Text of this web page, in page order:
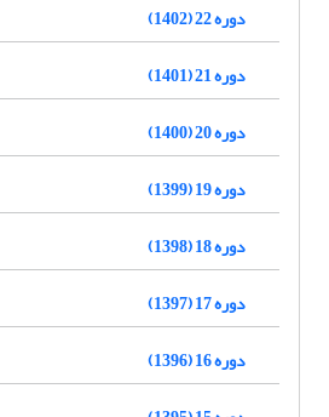
دوره 22 (1402)
دوره 21 (1401)
دوره 20 (1400)
دوره 19 (1399)
دوره 18 (1398)
دوره 17 (1397)
دوره 16 (1396)